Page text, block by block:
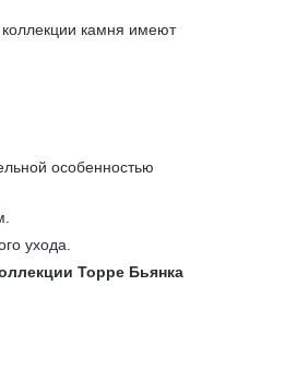
камня имеют
особенностью
ухода.
Торре Бьянка